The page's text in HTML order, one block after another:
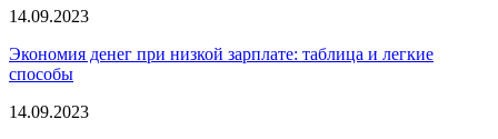
14.09.2023
Экономия денег при низкой зарплате: таблица и легкие
способы
14.09.2023